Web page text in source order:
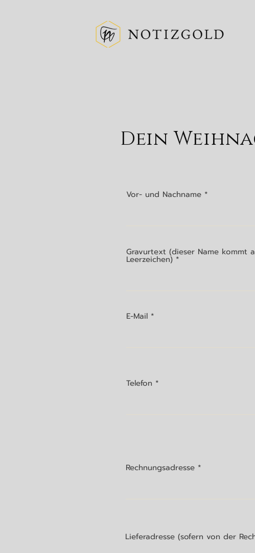
Dein
Vor- und Nachname
Gravurtext (dieser Name kommt
Leerzeichen)
E-Mail
Telefon
Rechnungsadresse
Lieferadresse (sofern von der